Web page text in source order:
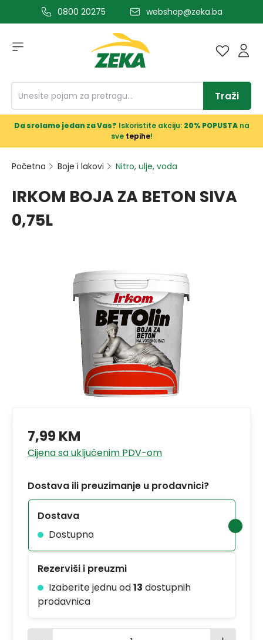
glavni sadržaj0800 20275 webshop@zeka.ba
Traži
Da srolamo jedan za Vas? Iskoristite akciju: 20% POPUSTAna
sve tepihe!
Početna Boje i lakovi Nitro, ulje, voda
IRKOM BOJA ZA BETON SIVA
0,75L
7,99 KM
Cijena sa uključenim PDV-om
Dostava ili preuzimanje u prodavnici?
Dostava
Dostupno
Rezerviši i preuzmi
Izaberite jednu od13 dostupnih
prodavnica